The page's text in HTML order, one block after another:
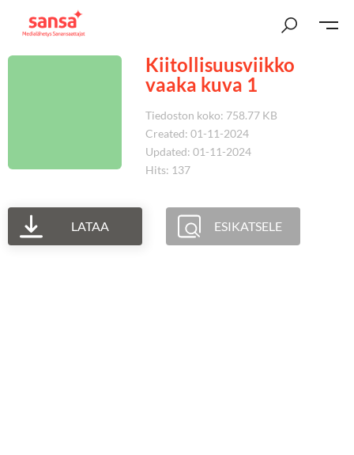
Kiitollisuusviikko
vaaka kuva 1
Tiedoston koko: 758.77 KB
Created: 01-11-2024
Updated: 01-11-2024
Hits: 137
LATAA ESIKATSELE